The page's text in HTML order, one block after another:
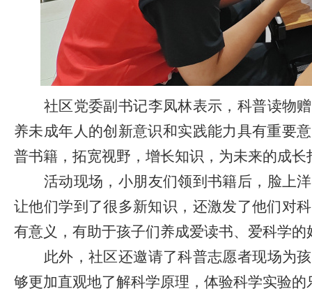
社区党委副书记李凤林表示，科普读物
养未成年人的创新意识和实践能力具有重要
普书籍，拓宽视野，增长知识，为未来的成
活动现场，小朋友们领到书籍后，脸上
让他们学到了很多新知识，还激发了他们对
有意义，有助于孩子们养成爱读书、爱科学的
此外，社区还邀请了科普志愿者现场为
够更加直观地了解科学原理，体验科学实验的